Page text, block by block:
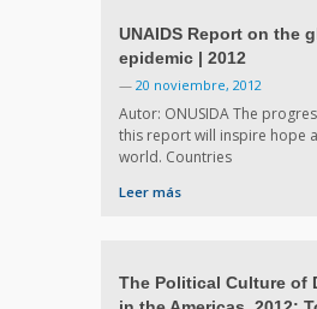
UNAIDS Report on the
epidemic | 2012
— 20 noviembre, 2012
Autor: ONUSIDA The
this report will inspire hope
world. Countries
Leer más
The Political Culture of